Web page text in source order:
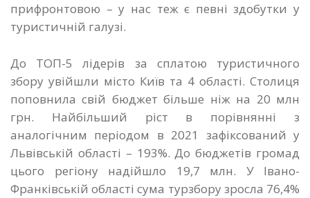
прифронтовою – у нас теж є певні здобутки у
туристичній галузі.
До ТОП-5 лідерів за сплатою туристичного
збору увійшли місто Київ та 4 області. Столиця
поповнила свій бюджет більше ніж на 20 млн
грн. Найбільший ріст в порівнянні з
аналогічним періодом в 2021 зафіксований у
Львівській області – 193%. До бюджетів громад
цього регіону надійшло 19,7 млн. У Івано-
Франківській області сума турзбору зросла 76,4%